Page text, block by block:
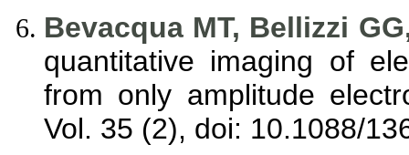
Bevacqua MT, Bellizzi
quantitative imaging of
from only amplitude
Vol. 35 (2), doi: 10.1088/